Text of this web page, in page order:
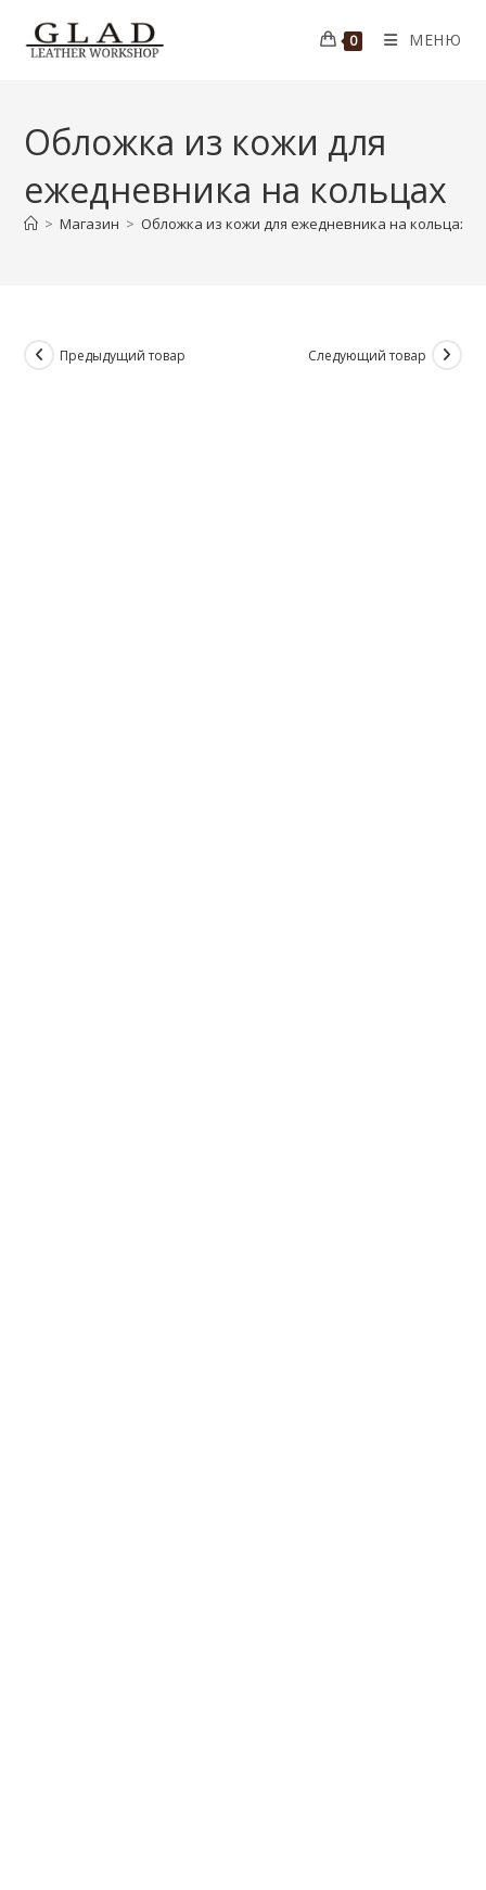
0 МЕНЮ
Обложка из кожи для
ежедневника на кольцах
> Магазин > Обложка из кожи для ежедневника на кольцах
Предыдущий товар Следующий товар